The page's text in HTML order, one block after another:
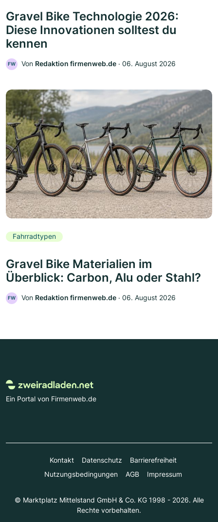
Gravel Bike Technologie 2026:
Diese Innovationen solltest du
kennen
FW Von Redaktion firmenweb.de ‧ 06. August 2026
Fahrradtypen
Gravel Bike Materialien im
Überblick: Carbon, Alu oder Stahl?
FW Von Redaktion firmenweb.de ‧ 06. August 2026
Ein Portal von Firmenweb.de
Kontakt Datenschutz
Barrierefreiheit
Nutzungsbedingungen
AGB Impressum
© Marktplatz Mittelstand GmbH & Co. KG 1998 - 2026. Alle
Rechte vorbehalten.